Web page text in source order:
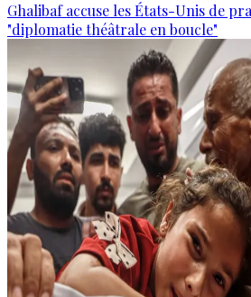
Ghalibaf accuse les États-Unis de
"diplomatie théâtrale en boucle"